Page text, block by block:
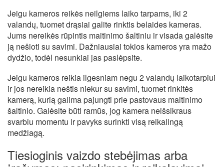
Jeigu kameros reikės neilgiems laiko tarpams, iki 2
valandų, tuomet drąsiai galite rinktis belaides kameras.
Jums nereikės rūpintis maitinimo šaltiniu ir visada galėsite
ją nešioti su savimi. Dažniausiai tokios kameros yra mažo
dydžio, todėl nesunkiai jas paslėpsite.
Jeigu kameros reikia ilgesniam negu 2 valandų laikotarpiui
ir jos nereikia neštis niekur su savimi, tuomet rinkitės
kamerą, kurią galima pajungti prie pastovaus maitinimo
šaltinio. Galėsite būti ramūs, jog kamera neišsikraus
svarbiu momentu ir pavyks surinkti visą reikalingą
medžiagą.
Tiesioginis vaizdo stebėjimas arba